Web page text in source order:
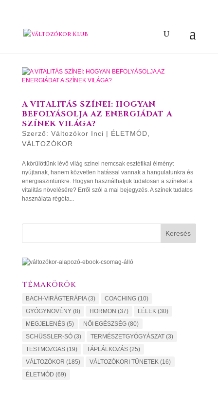
A VITALITÁS SZÍNEI: HOGYAN
BEFOLYÁSOLJA AZ ENERGIÁDAT A
SZÍNEK VILÁGA?
Szerző: Változókor Inci | ÉLETMÓD
VÁLTOZÓKOR
A körülöttünk lévő világ színei nemcsak esztétikai élményt
nyújtanak, hanem közvetlen hatással vannak a hangulatunkra és
energiaszintünkre. Hogyan használhatjuk tudatosan a színeket a
vitalitás növelésére? Erről szól a mai bejegyzés. A színek tudatos
használata régóta...
Keresés
TÉMAKÖRÖK
BACH-VIRÁGTERÁPIA(3) COACHING(10)
GYÓGYNÖVÉNY(8) HORMON (37) LÉLEK(30)
MEGJELENÉS(5) NŐI EGÉSZSÉG(80)
SCHÜSSLER-SÓ(3) TERMÉSZETGYÓGYÁSZAT(3)
TESTMOZGAS(19) TÁPLÁLKOZÁS(25)
VÁLTOZÓKOR (185) VÁLTOZÓKORI TÜNETEK(16)
ÉLETMÓD (69)